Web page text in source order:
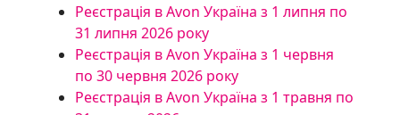
Реєстрація в Avon Україна з 1 липня по
31 липня 2026 року
Реєстрація в Avon Україна з 1 червня
по 30 червня 2026 року
Реєстрація в Avon Україна з 1 травня по